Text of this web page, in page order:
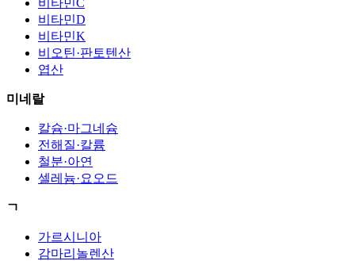
비타민D
비타민K
비오틴·판토텐산
엽산
미네랄
칼슘·마그네슘
전해질·칼륨
철분·아연
셀레늄·요오드
ㄱ
가르시니아
감마리놀렌산